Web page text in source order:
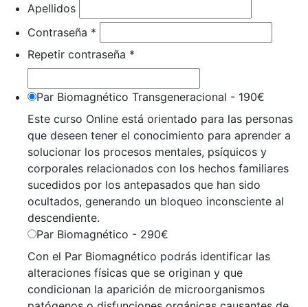
Apellidos
Contraseña *
Repetir contraseña *
Par Biomagnético Transgeneracional - 190€
Este curso Online está orientado para las personas
que deseen tener el conocimiento para aprender a
solucionar los procesos mentales, psíquicos y
corporales relacionados con los hechos familiares
sucedidos por los antepasados que han sido
ocultados, generando un bloqueo inconsciente al
descendiente.
Par Biomagnético - 290€
Con el Par Biomagnético podrás identificar las
alteraciones físicas que se originan y que
condicionan la aparición de microorganismos